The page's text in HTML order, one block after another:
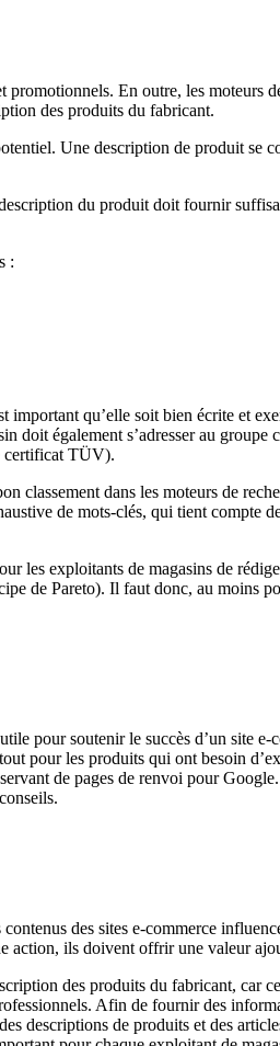
En outre, les
des produits du fabricant.
Une description de produit se
du produit doit fournir
:
qu’elle soit bien écrite et
doit également s’adresser au
certificat TÜV).
classement dans les moteurs de
de mots-clés, qui tient
les exploitants de magasins de
de Pareto). Il faut donc, au
pour soutenir le succès d’un site
pour les produits qui ont besoin
de pages de renvoi pour
des sites e-commerce
action, ils doivent offrir une valeur
des produits du fabricant,
Afin de fournir des
descriptions de produits et des